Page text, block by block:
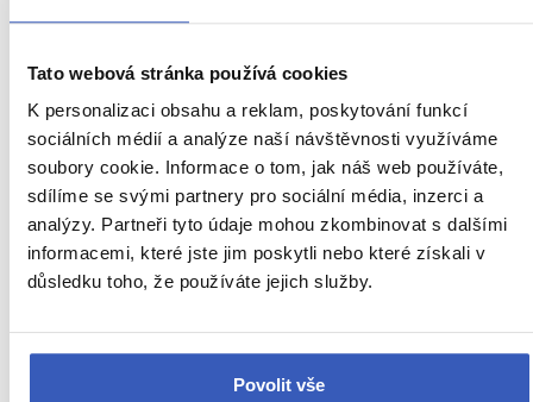
Tato webová stránka používá cookies
K personalizaci obsahu a reklam, poskytování funkcí
sociálních médií a analýze naší návštěvnosti využíváme
soubory cookie. Informace o tom, jak náš web používáte,
sdílíme se svými partnery pro sociální média, inzerci a
analýzy. Partneři tyto údaje mohou zkombinovat s dalšími
informacemi, které jste jim poskytli nebo které získali v
důsledku toho, že používáte jejich služby.
Povolit vše
10 tipů, kde v Evropě strávit adventní
svátky: na nejlepší kaštany, pitný med i
fascinující hru světel
12820 přečtení